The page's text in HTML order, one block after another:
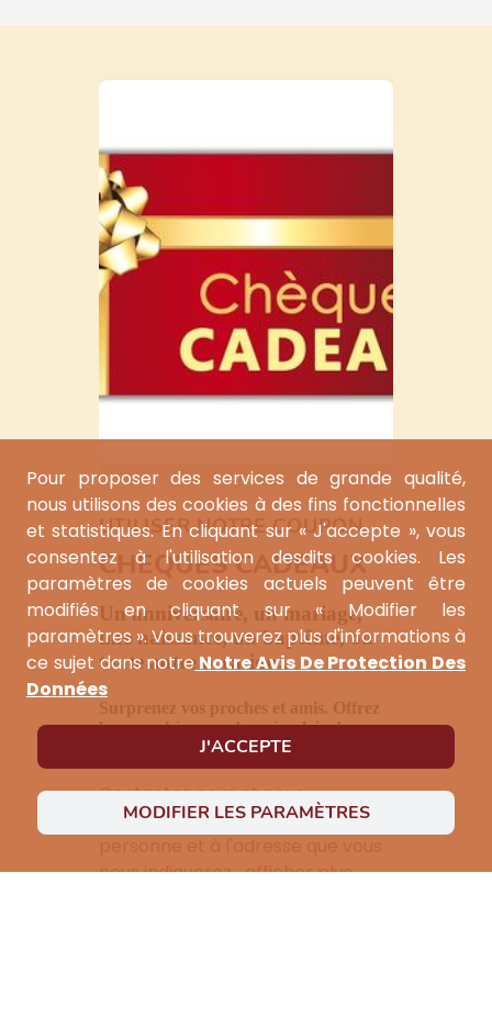
UTILISER NOTRE COUPON
CHEQUES CADEAUX
Un anniversaire, un mariage,
une naissance, un baptême, ou
toute autre occasion...
Surprenez vos proches et amis. Offrez
leur un chèque cadeau à valoir dans
notre restaurant.
Contactez nous et nous
enverrons le bon cadeau à la
nous indiquerez.…afficher plus
Pour proposer des services de grande qualité,
nous utilisons des cookies à des fins fonctionnelles
et statistiques. En cliquant sur « J'accepte », vous
consentez à l'utilisation desdits cookies. Les
paramètres de cookies actuels peuvent être
modifiés en cliquant sur « Modifier les
paramètres ». Vous trouverez plus d'informations à
ce sujet dans notreNotre Avis De Protection Des
Données
MODIFIER LES PARAMÈTRES
J'ACCEPTE